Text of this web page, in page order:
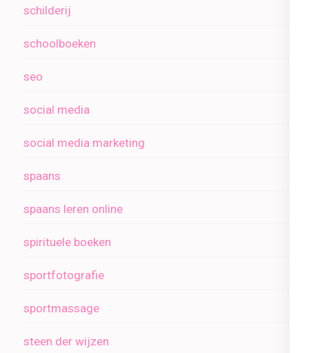
schilderij
schoolboeken
seo
social media
social media marketing
spaans
spaans leren online
spirituele boeken
sportfotografie
sportmassage
steen der wijzen